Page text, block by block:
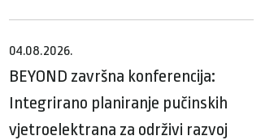
04.08.2026.
BEYOND završna konferencija:
Integrirano planiranje pučinskih
vjetroelektrana za održivi razvoj